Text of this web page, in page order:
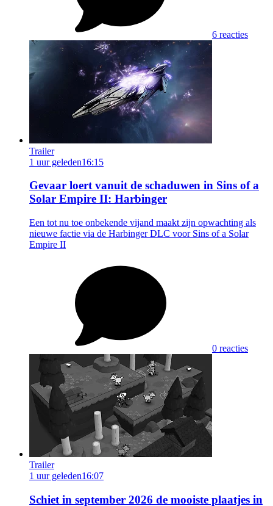
6 reacties
Trailer
1 uur geleden16:15
Gevaar loert vanuit de schaduwen in Sins of a
Solar Empire II: Harbinger
Een tot nu toe onbekende vijand maakt zijn opwachting als
nieuwe factie via de Harbinger DLC voor Sins of a Solar
Empire II
0 reacties
Trailer
1 uur geleden16:07
Schiet in september 2026 de mooiste plaatjes in